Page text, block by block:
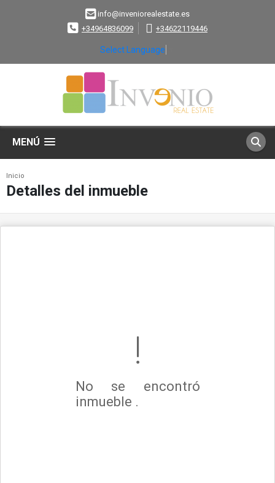
info@inveniorealestate.es
+34964836099
+34622119446
Select Language
MENÚ
Inicio
Detalles del inmueble
No se encontró
inmueble .